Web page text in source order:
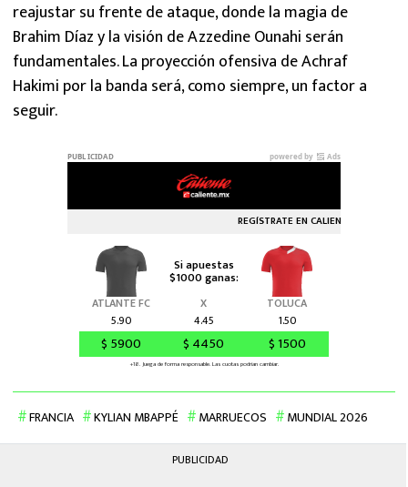
reajustar su frente de ataque, donde la magia de
Brahim Díaz y la visión de Azzedine Ounahi serán
fundamentales. La proyección ofensiva de Achraf
Hakimi por la banda será, como siempre, un factor a
seguir.
FRANCIA KYLIAN MBAPPÉ MARRUECOS MUNDIAL 2026
PUBLICIDAD